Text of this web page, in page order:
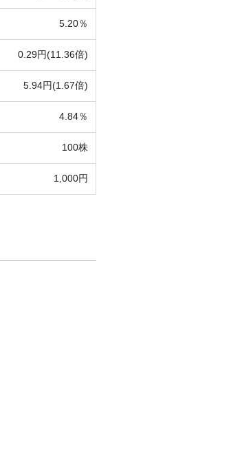
5.20％
0.29円(11.36倍)
5.94円(1.67倍)
4.84％
100株
1,000円